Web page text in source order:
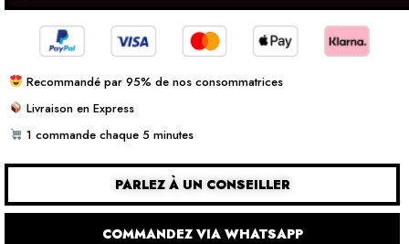
Recommandé par 95% de nos consommatrices
Livraison en Express
1 commande chaque 5 minutes
PARLEZ À UN CONSEILLER
COMMANDEZ VIA WHATSAPP